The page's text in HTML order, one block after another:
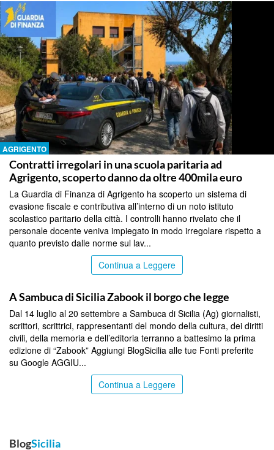
AGRIGENTO
Contratti irregolari in una scuola paritaria ad
Agrigento, scoperto danno da oltre 400mila euro
La Guardia di Finanza di Agrigento ha scoperto un sistema di
evasione fiscale e contributiva all’interno di un noto istituto
scolastico paritario della città. I controlli hanno rivelato che il
personale docente veniva impiegato in modo irregolare rispetto a
quanto previsto dalle norme sul lav...
Continua a Leggere
A Sambuca di Sicilia Zabook il borgo che legge
Dal 14 luglio al 20 settembre a Sambuca di Sicilia (Ag) giornalisti,
scrittori, scrittrici, rappresentanti del mondo della cultura, dei diritti
civili, della memoria e dell’editoria terranno a battesimo la prima
edizione di “Zabook” Aggiungi BlogSicilia alle tue Fonti preferite
su Google AGGIU...
Continua a Leggere
BlogSicilia